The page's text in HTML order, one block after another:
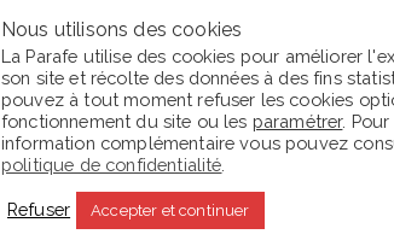
En ce moment La Parafe lit :
Nous utilisons des cookies
La Parafe utilise des cookies pour améliorer
son site et récolte des données à des fins
pouvez à tout moment refuser les cookies
fonctionnement du site ou les paramétrer.
information complémentaire vous pouvez
politique de confidentialité
Refuser Accepter et continuer